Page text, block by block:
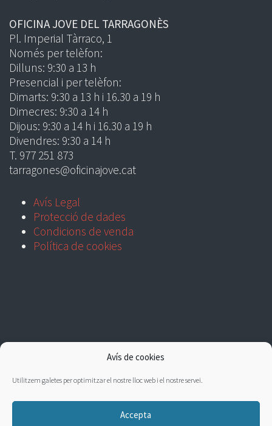
Avís de cookies
Utilitzem galetes per optimitzar el nostre lloc web i el nostre servei.
Accepta
OFICINA JOVE DEL TARRAGONÈS
Pl. Imperial Tàrraco, 1
Només per telèfon:
Dilluns: 9:30 a 13 h
Presencial i per telèfon:
Dimarts: 9:30 a 13 h i 16.30 a 19 h
Dimecres: 9:30 a 14 h
Dijous: 9:30 a 14 h i 16.30 a 19 h
Divendres: 9:30 a 14 h
T. 977 251 873
tarragones@oficinajove.cat
Avís Legal
Protecció de dades
Condicions de venda
Política de cookies